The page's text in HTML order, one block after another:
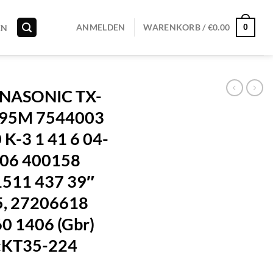
ANMELDEN WARENKORB /€0.00 0
TX-
7544003
3 1 41 6 04-
400158
437 39″
27206618
1406 (Gbr)
224